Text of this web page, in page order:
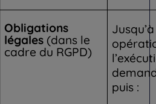
Obligations
légales (dans le
cadre du RGPD)
puis :